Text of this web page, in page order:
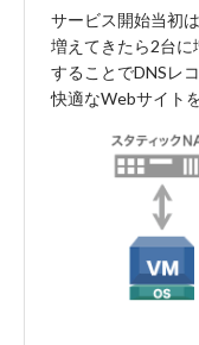
サービス開始当初
増えてきたら2台
することでDNSレ
快適なWebサイト